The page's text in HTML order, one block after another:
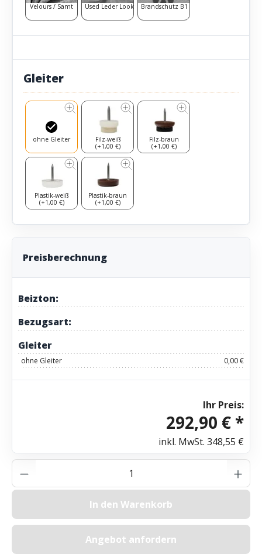
Velours / Samt Used Leder Look Brandschutz B1
Gleiter
ohne Gleiter
Filz-weiß
(+1,00 €)
Filz-braun
(+1,00 €)
Plastik-weiß
(+1,00 €)
Plastik-braun
(+1,00 €)
Preisberechnung
Beizton:
Bezugsart:
Gleiter
ohne Gleiter 0,00 €
Ihr Preis:
292,90 € *
inkl. MwSt. 348,55 €
Produkt Anzahl: Gib den gewünschten
In den Warenkorb
Angebot anfordern